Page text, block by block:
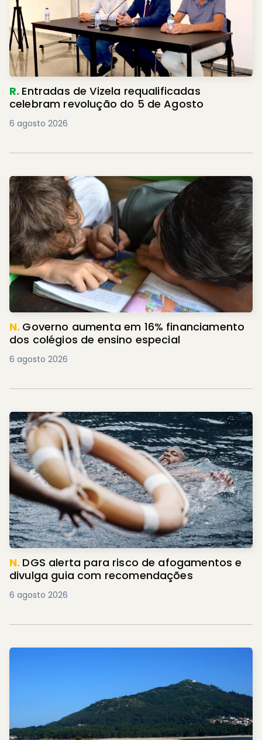
R. Entradas de Vizela requalificadas
celebram revolução do 5 de Agosto
6 agosto 2026
N. Governo aumenta em 16% financiamento
dos colégios de ensino especial
6 agosto 2026
N. DGS alerta para risco de afogamentos e
divulga guia com recomendações
6 agosto 2026